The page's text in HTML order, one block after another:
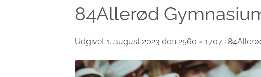
84Allerød
Udgivet 1. august 2023 den 2560 × 1707 i